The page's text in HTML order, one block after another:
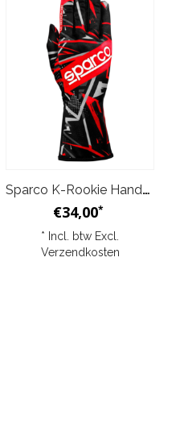
Sparco K-Rookie Handschoenen Zwart Rood Adult & Junior
€34,00*
* Incl. btw Excl.
Verzendkosten